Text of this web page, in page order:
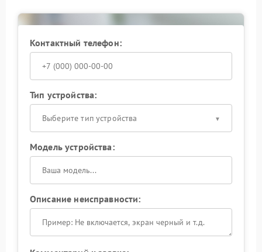
Контактный телефон:
Тип устройства:
Выберите тип устройства
Модель устройства:
Описание неисправности: